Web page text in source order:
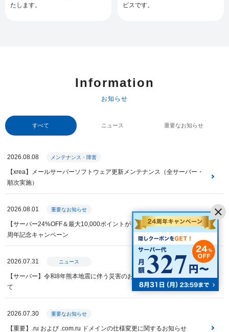
たします。
ビスです。
Information
お知らせ
すべて ニュース 重要なお知らせ
2026.08.08 メンテナンス・障害
【xrea】メールサーバーソフトウェア更新メンテナンス（全サーバー・
順次実施）
2026.08.01 重要なお知らせ
【サーバー24%OFF＆最大10,000ポイントが当たる】Value Domain 24
周年記念キャンペーン
2026.07.31 ニュース
【サーバー】令和8年熊本地震に伴う災害のお見舞いと特別措置につい
て
2026.07.30 重要なお知らせ
【重要】.ru および .com.ru ドメインの仕様変更に関するお知らせ